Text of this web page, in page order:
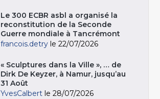
Le 300 ECBR asbl a organisé la
reconstitution de la Seconde
Guerre mondiale à Tancrémont
francois.detry le 22/07/2026
« Sculptures dans la Ville », … de
Dirk De Keyzer, à Namur, jusqu’au
31 Août
YvesCalbert le 28/07/2026